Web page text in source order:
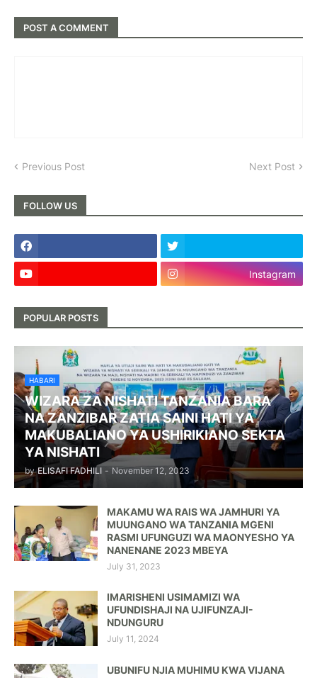
POST A COMMENT
Previous Post Next Post
FOLLOW US
Instagram
POPULAR POSTS
HABARI
WIZARA ZA NISHATI TANZANIA BARA
NA ZANZIBAR ZATIA SAINI HATI YA
MAKUBALIANO YA USHIRIKIANO SEKTA
YA NISHATI
by ELISAFI FADHILI - November 12, 2023
MAKAMU WA RAIS WA JAMHURI YA
MUUNGANO WA TANZANIA MGENI
RASMI UFUNGUZI WA MAONYESHO YA
NANENANE 2023 MBEYA
July 31, 2023
IMARISHENI USIMAMIZI WA
UFUNDISHAJI NA UJIFUNZAJI-
NDUNGURU
July 11, 2024
UBUNIFU NJIA MUHIMU KWA VIJANA